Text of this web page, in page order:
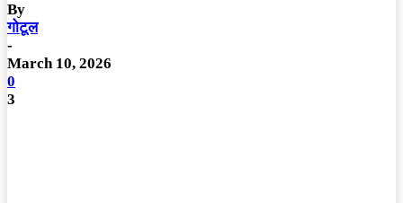
By
गोटूल
-
March 10, 2026
0
3